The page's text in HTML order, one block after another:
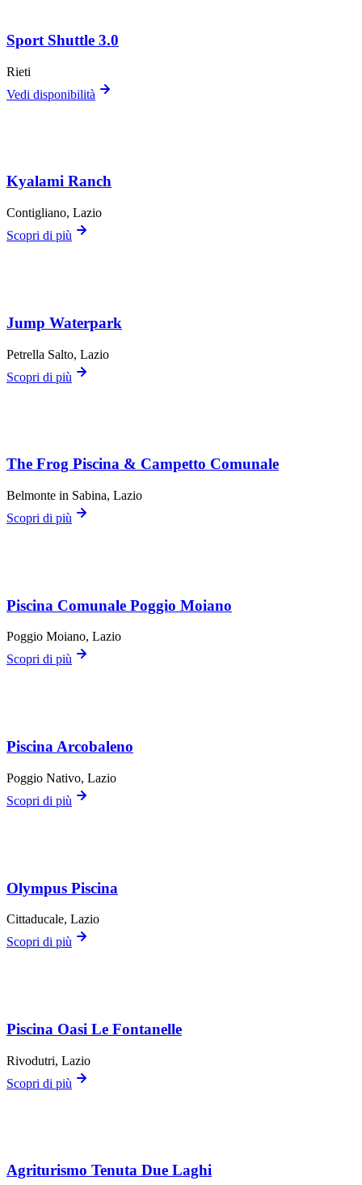
Sport Shuttle 3.0
Rieti
Vedi disponibilità
Kyalami Ranch
Contigliano, Lazio
Scopri di più
Jump Waterpark
Petrella Salto, Lazio
Scopri di più
The Frog Piscina & Campetto Comunale
Belmonte in Sabina, Lazio
Scopri di più
Piscina Comunale Poggio Moiano
Poggio Moiano, Lazio
Scopri di più
Piscina Arcobaleno
Poggio Nativo, Lazio
Scopri di più
Olympus Piscina
Cittaducale, Lazio
Scopri di più
Piscina Oasi Le Fontanelle
Rivodutri, Lazio
Scopri di più
Agriturismo Tenuta Due Laghi